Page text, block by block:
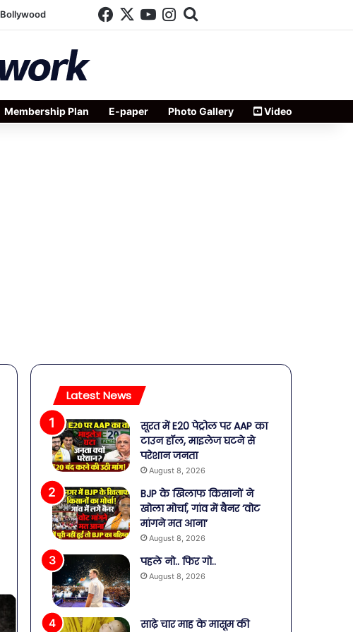
Bollywood Facebook
X YouTube
Instagram
Search for
Membership Plan E-paper Photo Gallery Video
Latest News
सूरत में E20 पेट्रोल पर AAP का
टाउन हॉल, माइलेज घटने से
परेशान जनता
August 8, 2026
BJP के खिलाफ किसानों ने
खोला मोर्चा, गांव में बैनर ‘वोट
मांगने मत आना’
August 8, 2026
पहले नो.. फिर गो..
August 8, 2026
साढ़े चार माह के मासूम की